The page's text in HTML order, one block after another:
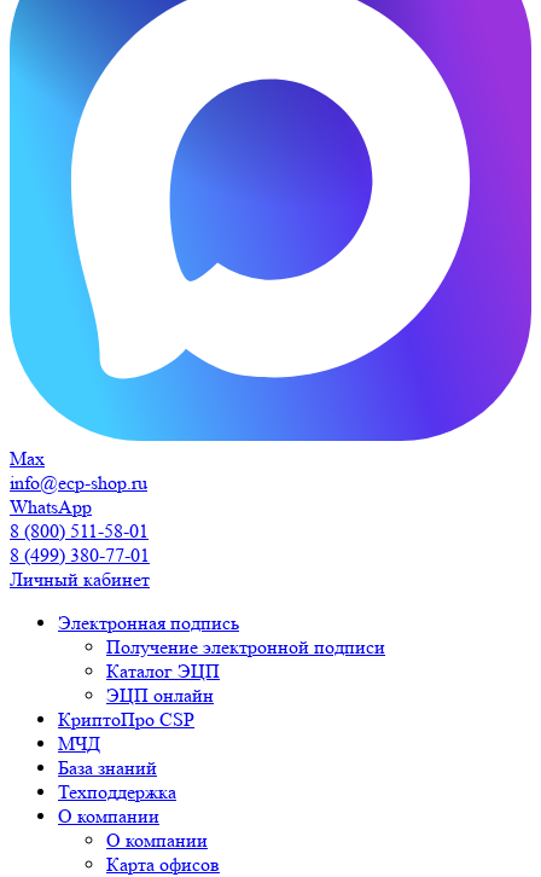
Max
info@ecp-shop.ru
WhatsApp
8 (800) 511-58-01
8 (499) 380-77-01
Личный кабинет
Электронная подпись
Получение электронной подписи
Каталог ЭЦП
ЭЦП онлайн
КриптоПро CSP
МЧД
База знаний
Техподдержка
О компании
О компании
Карта офисов